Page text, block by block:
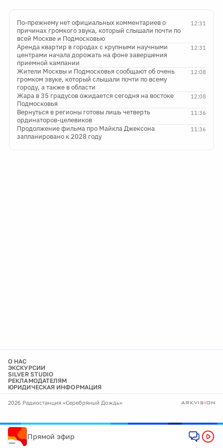
12:31
По-прежнему нет официальных комментариев о
причинах громкого звука, который слышали почти по
всей Москве и Подмосковью
12:31
Аренда квартир в городах с крупными научными
центрами начала дорожать на фоне завершения
приемной кампании
12:08
Жители Москвы и Подмосковья сообщают об очень
громком звуке, который слышали почти по всему
городу, а также в области
12:08
Жара в 35 градусов ожидается сегодня на востоке
Подмосковья
11:36
Вернуться в регионы готовы лишь четверть
ординаторов-целевиков
11:36
Продолжение фильма про Майкла Джексона
запланировано к 2028 году
О НАС
ЭКСКУРСИИ
SILVER STUDIO
РЕКЛАМОДАТЕЛЯМ
ЮРИДИЧЕСКАЯ ИНФОРМАЦИЯ
2026 Радиостанция «Серебряный Дождь»
Прямой эфир